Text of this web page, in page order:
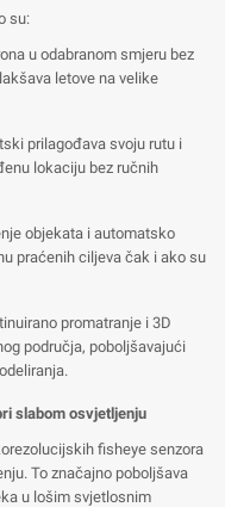
su:
u odabranom smjeru bez
letove na velike
prilagođava svoju rutu i
lokaciju bez ručnih
objekata i automatsko
praćenih ciljeva čak i ako su
promatranje i 3D
područja, poboljšavajući
slabom osvjetljenju
fisheye senzora
To značajno poboljšava
u lošim svjetlosnim